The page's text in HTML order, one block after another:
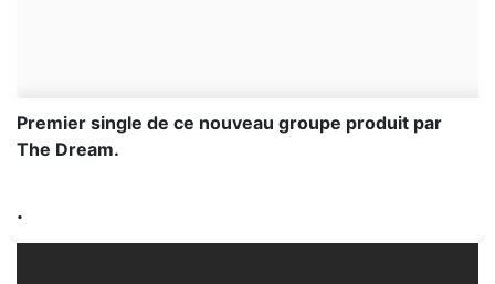
Premier single de ce nouveau groupe produit par
The Dream.
.